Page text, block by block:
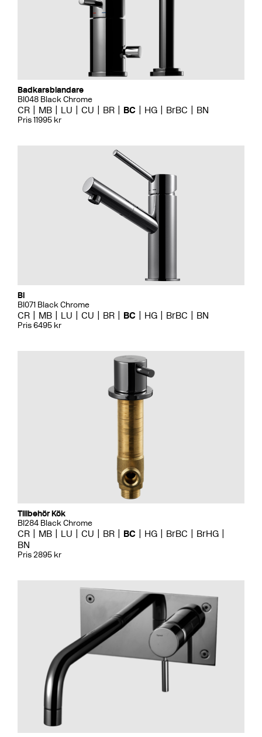
Badkarsblandare
BI048 Black Chrome
CR MB LU CU BR BC HG BrBC BN
Pris 11995 kr
Bi
BI071 Black Chrome
CR MB LU CU BR BC HG BrBC BN
Pris 6495 kr
Tillbehör Kök
BI284 Black Chrome
CR MB LU CU BR BC HG BrBC
BrHG
BN
Pris 2895 kr